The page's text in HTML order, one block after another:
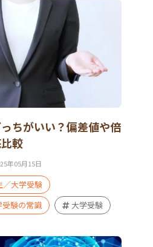
ちがいい？偏差値や倍
較
年05月15日
／大学受験
験の常識
大学受験